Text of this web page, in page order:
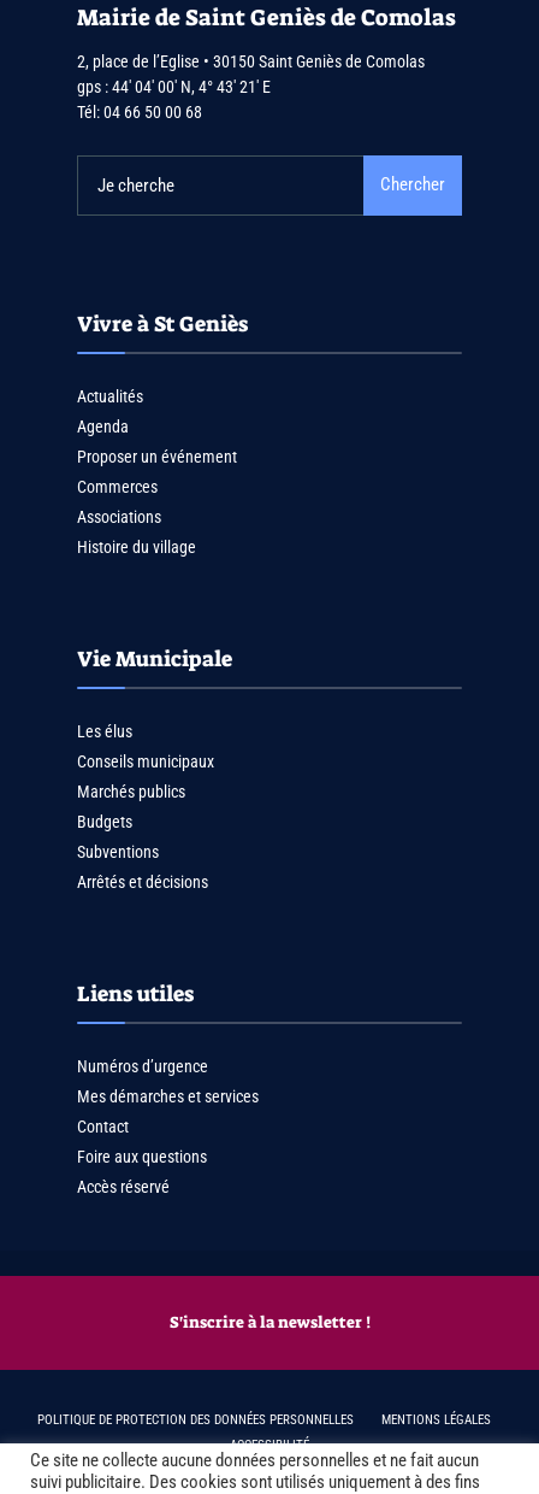
Mairie de Saint Geniès de Comolas
2, place de l’Eglise • 30150 Saint Geniès de Comolas
gps : 44′ 04′ 00′ N, 4° 43′ 21′ E
Tél:04 66 50 00 68
Chercher
Vivre à St Geniès
Actualités
Agenda
Proposer un événement
Commerces
Associations
Histoire du village
Vie Municipale
Les élus
Conseils municipaux
Marchés publics
Budgets
Subventions
Arrêtés et décisions
Liens utiles
Numéros d’urgence
Mes démarches et services
Contact
Foire aux questions
Accès réservé
S'inscrire à la newsletter !
POLITIQUE DE PROTECTION DES DONNÉES PERSONNELLES
MENTIONS LÉGALES
ACCESSIBILITÉ
Ce site ne collecte aucune données personnelles et ne fait aucun
suivi publicitaire. Des cookies sont utilisés uniquement à des fins